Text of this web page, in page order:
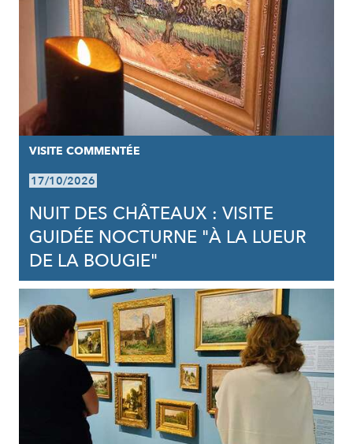
VISITE COMMENTÉE
17/10/2026
NUIT DES CHÂTEAUX : VISITE
GUIDÉE NOCTURNE "À LA LUEUR
DE LA BOUGIE"